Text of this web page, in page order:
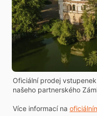
Oficiální prodej
našeho partnerského
Více informací na